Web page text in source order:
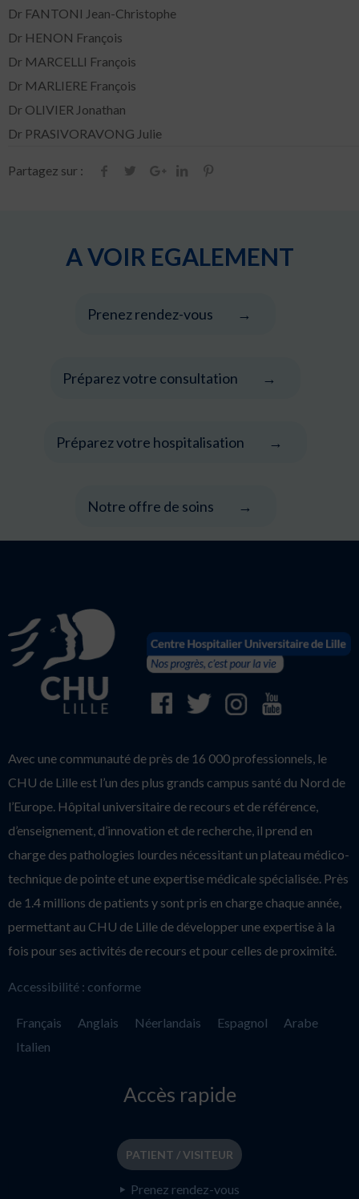
Dr FANTONI Jean-Christophe
Dr HENON François
Dr MARCELLI François
Dr MARLIERE François
Dr OLIVIER Jonathan
Dr PRASIVORAVONG Julie
Partagez sur :
A VOIR EGALEMENT
Prenez rendez-vous
Préparez votre consultation
Préparez votre hospitalisation
Notre offre de soins
Avec une communauté de près de 16 000 professionnels, le
CHU de Lille est l’un des plus grands campus santé du Nord de
l’Europe. Hôpital universitaire de recours et de référence,
d’enseignement, d’innovation et de recherche, il prend en
charge des pathologies lourdes nécessitant un plateau médico-
technique de pointe et une expertise médicale spécialisée. Près
de 1.4 millions de patients y sont pris en charge chaque année,
permettant au CHU de Lille de développer une expertise à la
fois pour ses activités de recours et pour celles de proximité.
Accessibilité : conforme
Français Anglais Néerlandais Espagnol
Arabe
Italien
Accès rapide
PATIENT / VISITEUR
Prenez rendez-vous